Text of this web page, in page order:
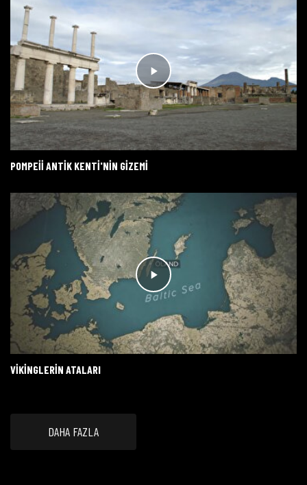
POMPEII ANTIK KENTI'NIN GIZEMI
VIKINGLERIN ATALARI
DAHA FAZLA